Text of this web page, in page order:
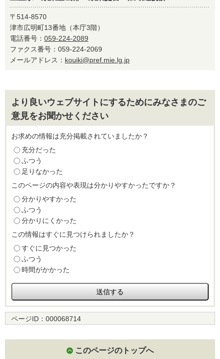
〒514-8570
津市広明町13番地（本庁3階）
電話番号： 059-224-2089
ファクス番号：059-224-2069
メールアドレス： kouiki@pref.mie.lg.jp
より良いウェブサイトにするためにみなさまのご
意見をお聞かせください
お求めの情報は充分掲載されていましたか？
充分だった
ふつう
足りなかった
このページの内容や表現は分かりやすかったですか？
分かりやすかった
ふつう
分かりにくかった
この情報はすぐに見つけられましたか？
すぐに見つかった
ふつう
時間がかかった
ページID： 000068714
このページのトップへ